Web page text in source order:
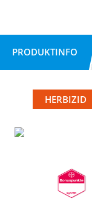
PRODUKTINFO
HERBIZID